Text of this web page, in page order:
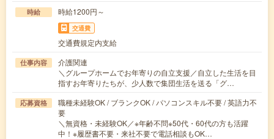
時給 時給1200円～
交通費
交通費規定内支給
仕事内容
介護関連
＼グループホームでお年寄りの自立支援／自立した生活を目
指すお年寄りたちが、少人数で集団生活を送る「グ…
応募資格
職種未経験OK / ブランクOK / パソコンスキル不要 / 英語力不
要
＼無資格・未経験OK／※年齢不問※50代・60代の方も活躍
中！※履歴書不要・来社不要で電話相談もOK…